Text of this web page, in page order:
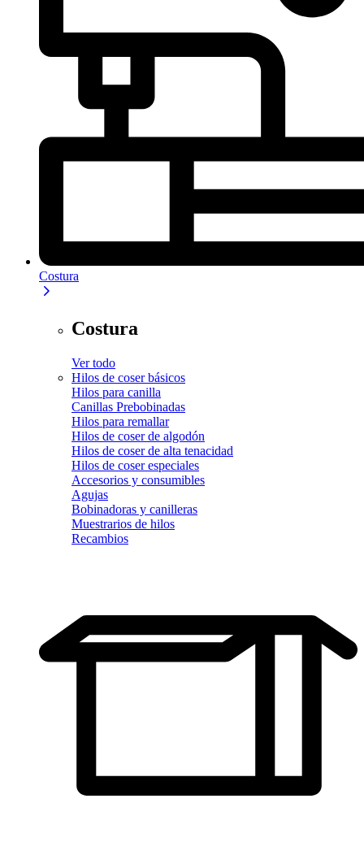
Costura
Costura
Ver todo
Hilos de coser básicos
Hilos para canilla
Canillas Prebobinadas
Hilos para remallar
Hilos de coser de algodón
Hilos de coser de alta tenacidad
Hilos de coser especiales
Accesorios y consumibles
Agujas
Bobinadoras y canilleras
Muestrarios de hilos
Recambios